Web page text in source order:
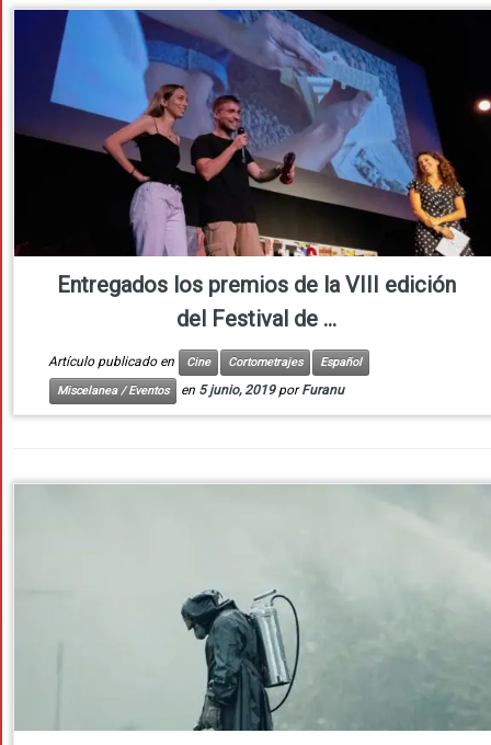
Entregados los premios de la VIII edición
del Festival de ...
Artículo publicado en Cine Cortometrajes
Español
Miscelanea / Eventos
en 5 junio, 2019 porFuranu